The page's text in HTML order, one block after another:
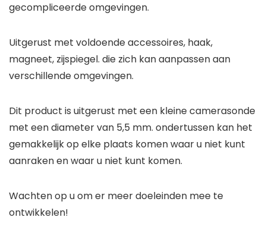
gecompliceerde omgevingen.
Uitgerust met voldoende accessoires, haak,
magneet, zijspiegel. die zich kan aanpassen aan
verschillende omgevingen.
Dit product is uitgerust met een kleine camerasonde
met een diameter van 5,5 mm. ondertussen kan het
gemakkelijk op elke plaats komen waar u niet kunt
aanraken en waar u niet kunt komen.
Wachten op u om er meer doeleinden mee te
ontwikkelen!